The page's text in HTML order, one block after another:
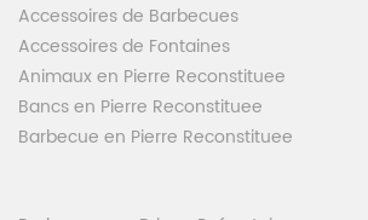
Accessoires de Barbecues
Accessoires de Fontaines
Animaux en Pierre Reconstituee
Bancs en Pierre Reconstituee
Barbecue en Pierre Reconstituee